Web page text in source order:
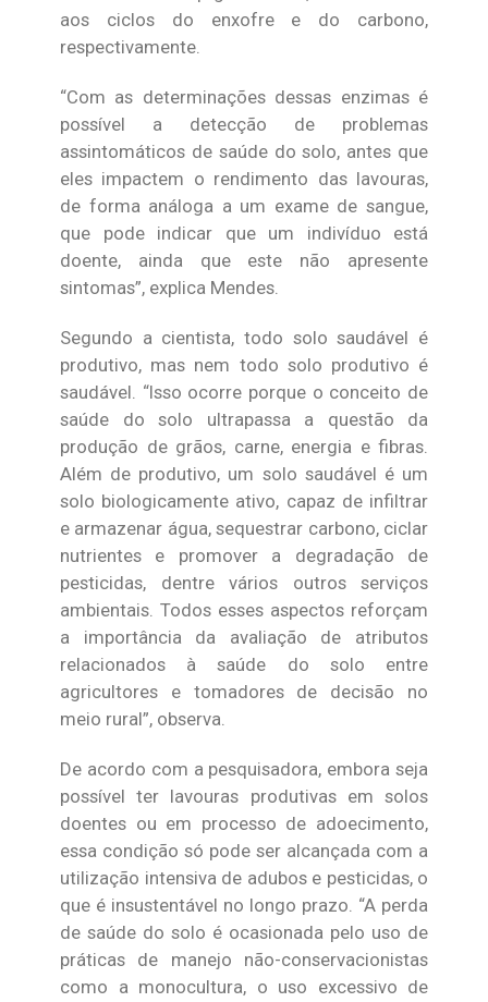
aos ciclos do enxofre e do carbono,
respectivamente.
“Com as determinações dessas enzimas é
possível a detecção de problemas
assintomáticos de saúde do solo, antes que
eles impactem o rendimento das lavouras,
de forma análoga a um exame de sangue,
que pode indicar que um indivíduo está
doente, ainda que este não apresente
sintomas”, explica Mendes.
Segundo a cientista, todo solo saudável é
produtivo, mas nem todo solo produtivo é
saudável. “Isso ocorre porque o conceito de
saúde do solo ultrapassa a questão da
produção de grãos, carne, energia e fibras.
Além de produtivo, um solo saudável é um
solo biologicamente ativo, capaz de infiltrar
e armazenar água, sequestrar carbono, ciclar
nutrientes e promover a degradação de
pesticidas, dentre vários outros serviços
ambientais. Todos esses aspectos reforçam
a importância da avaliação de atributos
relacionados à saúde do solo entre
agricultores e tomadores de decisão no
meio rural”, observa.
De acordo com a pesquisadora, embora seja
possível ter lavouras produtivas em solos
doentes ou em processo de adoecimento,
essa condição só pode ser alcançada com a
utilização intensiva de adubos e pesticidas, o
que é insustentável no longo prazo. “A perda
de saúde do solo é ocasionada pelo uso de
práticas de manejo não-conservacionistas
como a monocultura, o uso excessivo de